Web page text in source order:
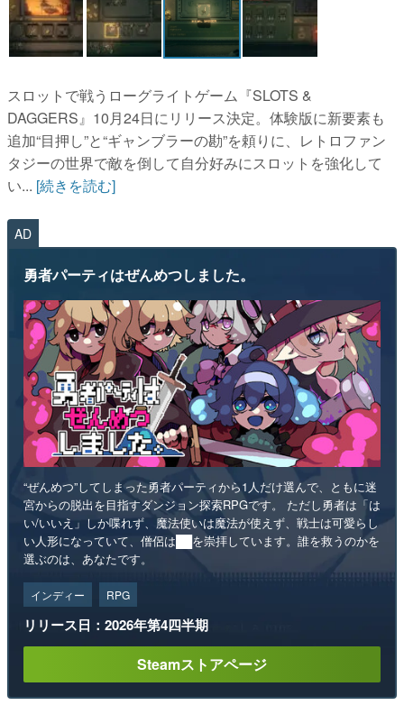
アプリレビュー
その他
電ファミニコゲーマーとは？
運営：株式会社マレ
スロットで戦うローグライトゲーム『SLOTS &
DAGGERS』10月24日にリリース決定。体験版に新要素も
追加“目押し”と“ギャンブラーの勘”を頼りに、レトロファン
タジーの世界で敵を倒して自分好みにスロットを強化して
い... [続きを読む]
AD
勇者パーティはぜんめつしました。
“ぜんめつ”してしまった勇者パーティから1人だけ選んで、ともに迷
宮からの脱出を目指すダンジョン探索RPGです。 ただし勇者は「は
い/いいえ」しか喋れず、魔法使いは魔法が使えず、戦士は可愛らし
い人形になっていて、僧侶は██を崇拝しています。誰を救うのかを
選ぶのは、あなたです。
インディー RPG
リリース日：2026年第4四半期
Steamストアページ